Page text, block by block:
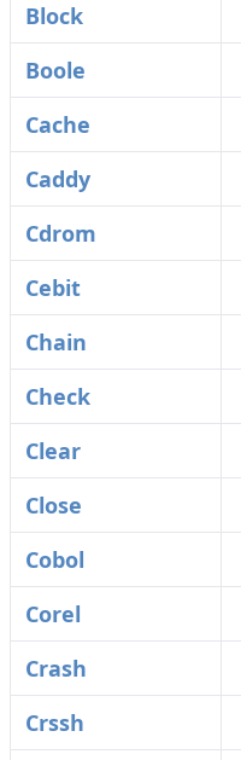
Block
Boole
Cache
Caddy
Cdrom
Cebit
Chain
Check
Clear
Close
Cobol
Corel
Crash
Crssh